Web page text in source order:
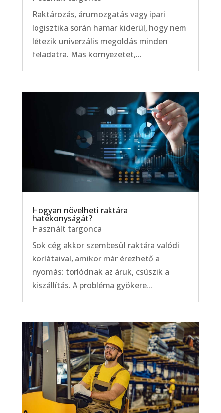
Raktározás, árumozgatás vagy ipari
logisztika során hamar kiderül, hogy nem
létezik univerzális megoldás minden
feladatra. Más környezetet,...
Hogyan növelheti raktára
hatékonyságát?
Használt targonca
Sok cég akkor szembesül raktára valódi
korlátaival, amikor már érezhető a
nyomás: torlódnak az áruk, csúszik a
kiszállítás. A probléma gyökere...